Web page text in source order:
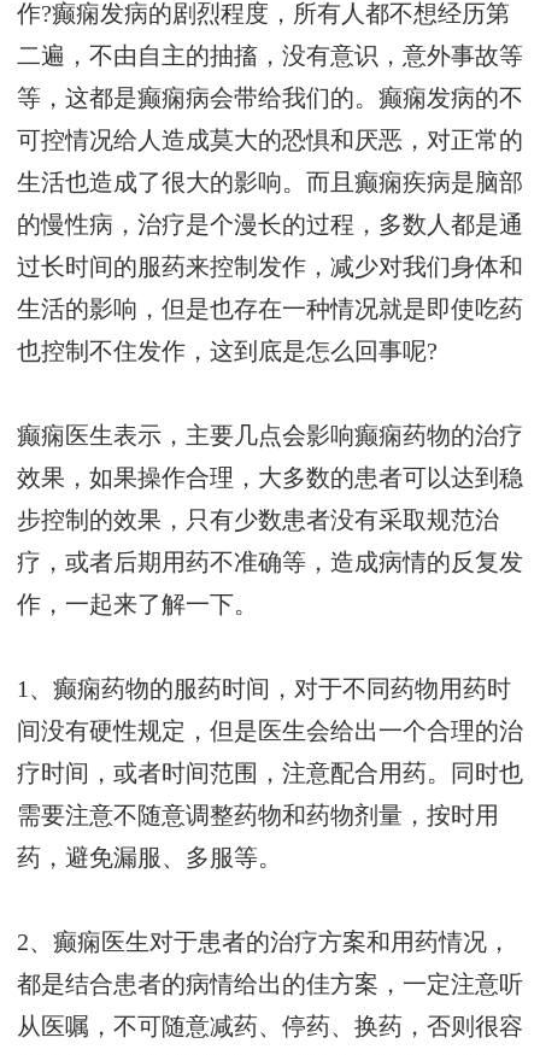
作?癫痫发病的剧烈程度，所有人都不想经历第
二遍，不由自主的抽搐，没有意识，意外事故等
等，这都是癫痫病会带给我们的。癫痫发病的不
可控情况给人造成莫大的恐惧和厌恶，对正常的
生活也造成了很大的影响。而且癫痫疾病是脑部
的慢性病，治疗是个漫长的过程，多数人都是通
过长时间的服药来控制发作，减少对我们身体和
生活的影响，但是也存在一种情况就是即使吃药
也控制不住发作，这到底是怎么回事呢?
癫痫医生表示，主要几点会影响癫痫药物的治疗
效果，如果操作合理，大多数的患者可以达到稳
步控制的效果，只有少数患者没有采取规范治
疗，或者后期用药不准确等，造成病情的反复发
作，一起来了解一下。
1、癫痫药物的服药时间，对于不同药物用药时
间没有硬性规定，但是医生会给出一个合理的治
疗时间，或者时间范围，注意配合用药。同时也
需要注意不随意调整药物和药物剂量，按时用
药，避免漏服、多服等。
2、癫痫医生对于患者的治疗方案和用药情况，
都是结合患者的病情给出的佳方案，一定注意听
从医嘱，不可随意减药、停药、换药，否则很容